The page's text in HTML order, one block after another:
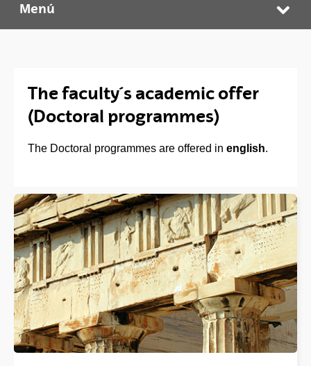
HEFA Faculty
Menú
The faculty´s academic offer
(Doctoral programmes)
The Doctoral programmes are offered in english.